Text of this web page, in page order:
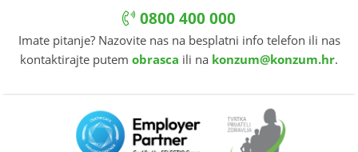
0800 400 000
Imate pitanje? Nazovite nas na besplatni info telefon ili nas
kontaktirajte putem obrasca ili na konzum@konzum.hr.